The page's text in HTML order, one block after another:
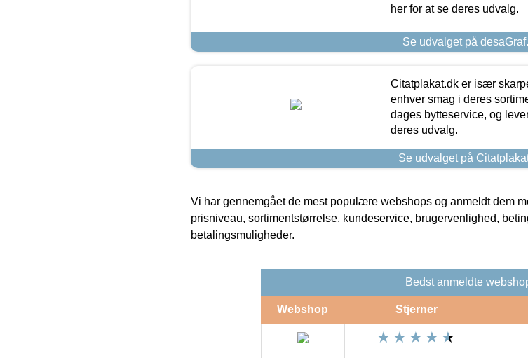
her for at se deres udvalg.
Se udvalget på
Citatplakat.dk er især
enhver smag i deres
dages bytteservice, og
deres udvalg.
Se udvalget på
Vi har gennemgået de mest populære webshops og anmeldt dem
prisniveau, sortimentstørrelse, kundeservice, brugervenlighed,
betalingsmuligheder.
Bedst anmeldte
Webshop Stjerner